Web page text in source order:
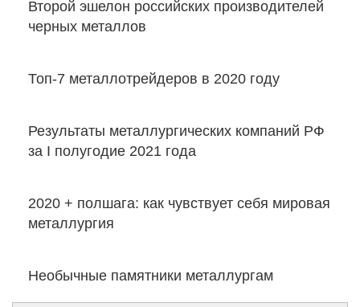
Второй эшелон российских производителей
черных металлов
​Топ-7 металлотрейдеров в 2020 году
​Результаты металлургических компаний РФ
за I полугодие 2021 года
​2020 + полшага: как чувствует себя мировая
металлургия
Необычные памятники металлургам